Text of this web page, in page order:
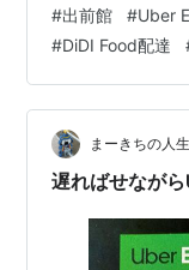
に力を入れるか
いる。 業界を変
（コロナに対し
知り合いも多い
ダウンした時にや
ー）」につ…
#出前館 #Uber
#DiDI Food配達
まーきちの人
遅ればせなが